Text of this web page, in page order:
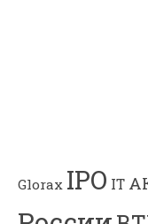
Glorax IPO IT